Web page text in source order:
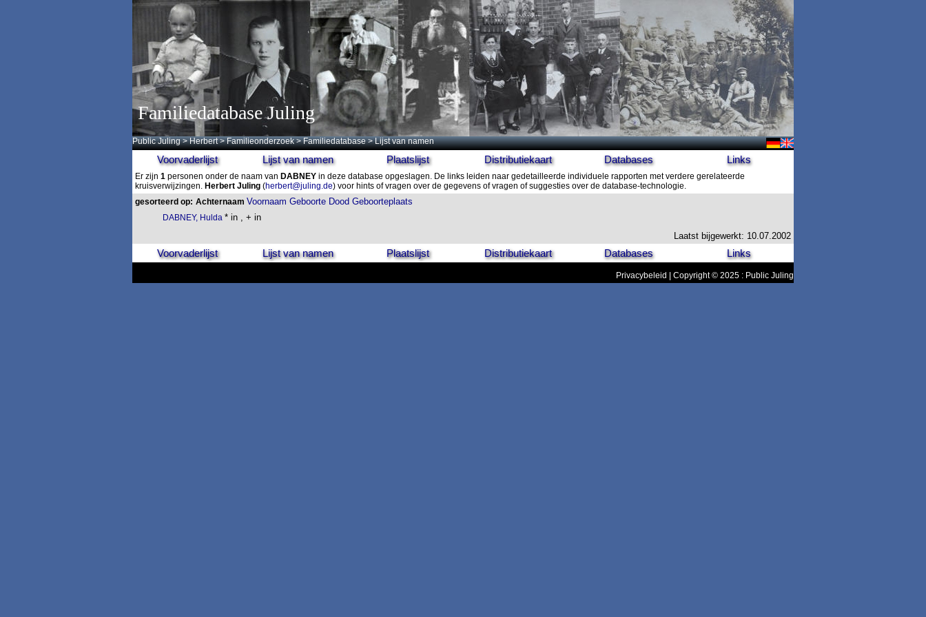
Familiedatabase Juling
Public Juling >Herbert >Familieonderzoek >Familiedatabase > Lijst van namen
Voorvaderlijst Lijst van namen Plaatslijst Distributiekaart Databases Links
Er zijn 1 personen onder de naam van DABNEY in deze database opgeslagen. De links leiden naar gedetailleerde individuele rapporten met verdere gerelateerde
kruisverwijzingen. Herbert Juling (herbert@juling.de) voor hints of vragen over de gegevens of vragen of suggesties over de database-technologie.
gesorteerd op: Achternaam Voornaam Geboorte Dood Geboorteplaats
DABNEY, Hulda * in , + in
Laatst bijgewerkt: 10.07.2002
Voorvaderlijst Lijst van namen Plaatslijst Distributiekaart Databases Links
Privacybeleid | Copyright © 2025 : Public Juling